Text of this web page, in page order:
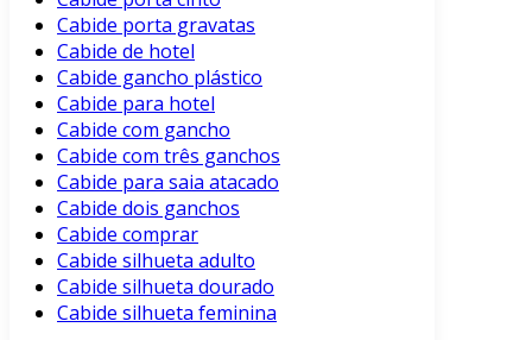
Cabide porta gravatas
Cabide de hotel
Cabide gancho plástico
Cabide para hotel
Cabide com gancho
Cabide com três ganchos
Cabide para saia atacado
Cabide dois ganchos
Cabide comprar
Cabide silhueta adulto
Cabide silhueta dourado
Cabide silhueta feminina